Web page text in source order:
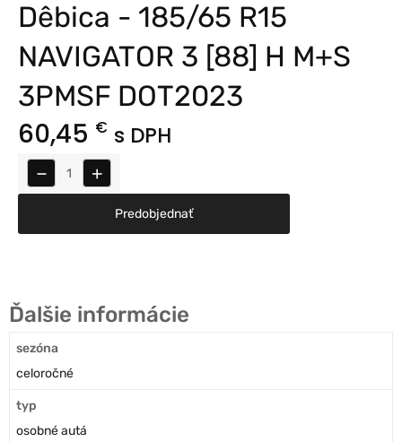
Dêbica - 185/65 R15
NAVIGATOR 3 [88] H M+S
3PMSF DOT2023
60,45 € s DPH
− +
Predobjednať
Ďalšie informácie
sezóna
celoročné
typ
osobné autá